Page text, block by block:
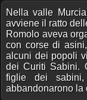
Nella valle
avviene il ratto
Romolo aveva
con corse di
alcuni dei popoli
dei Curiti Sabini.
figlie dei
abbandonarono la